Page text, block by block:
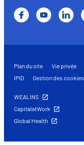
Plan du site Vie privée
IPID
Gestion des cookies
WEALINS
CapitalatWork
Global Health